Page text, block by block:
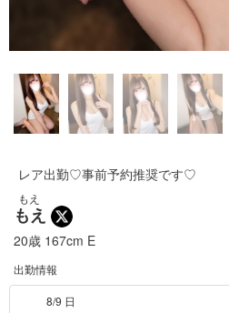
レア出勤♡事前予約推奨です♡
もえ
もえ
20歳 167cm E
出勤情報
8/9 日